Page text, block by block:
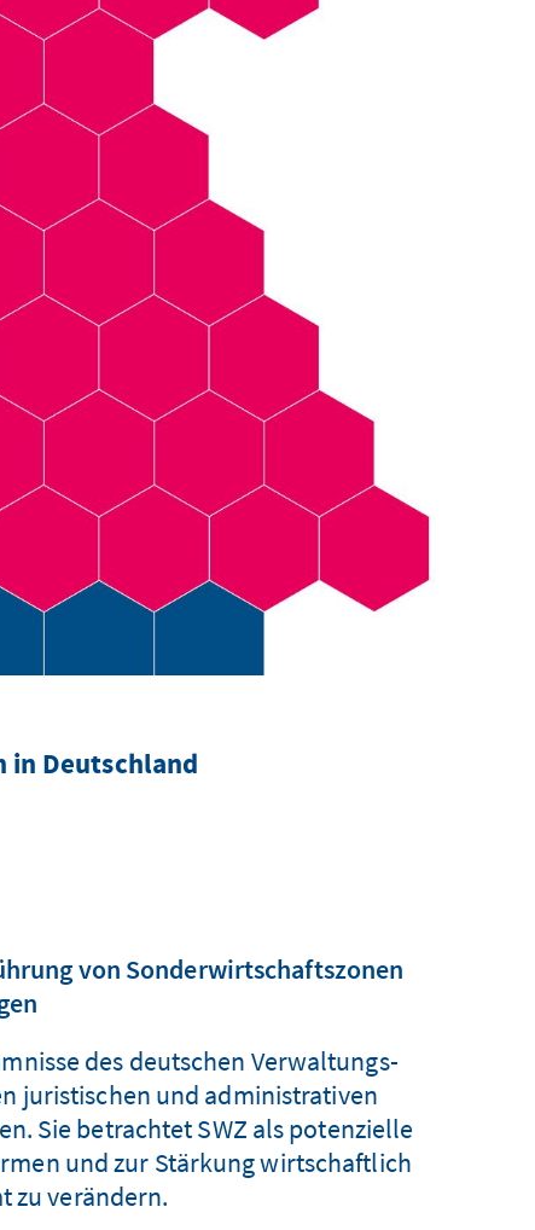
Deutschland
von Sonderwirtschaftszonen
des deutschen Verwaltungs-
juristischen und administrativen
Sie betrachtet SWZ als potenzielle
und zur Stärkung wirtschaftlich
zu verändern.